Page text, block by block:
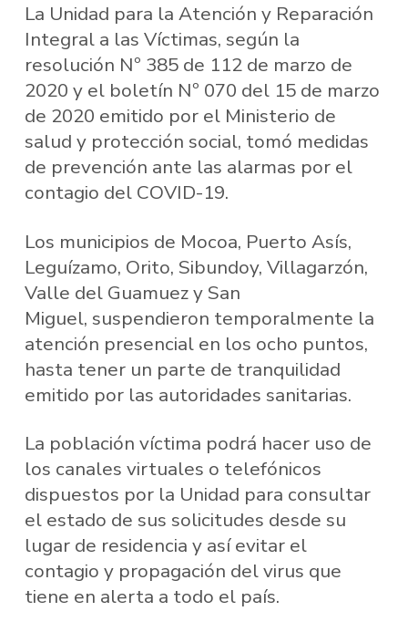
La Unidad para la Atención y Reparación
Integral a las Víctimas, según la
resolución Nº 385 de 112 de marzo de
2020 y el boletín Nº 070 del 15 de marzo
de 2020 emitido por el Ministerio de
salud y protección social, tomó medidas
de prevención ante las alarmas por el
contagio del COVID-19.
Los municipios de Mocoa, Puerto Asís,
Leguízamo, Orito, Sibundoy, Villagarzón,
Valle del Guamuez y San
Miguel, suspendieron temporalmente la
atención presencial en los ocho puntos,
hasta tener un parte de tranquilidad
emitido por las autoridades sanitarias.
La población víctima podrá hacer uso de
los canales virtuales o telefónicos
dispuestos por la Unidad para consultar
el estado de sus solicitudes desde su
lugar de residencia y así evitar el
contagio y propagación del virus que
tiene en alerta a todo el país.